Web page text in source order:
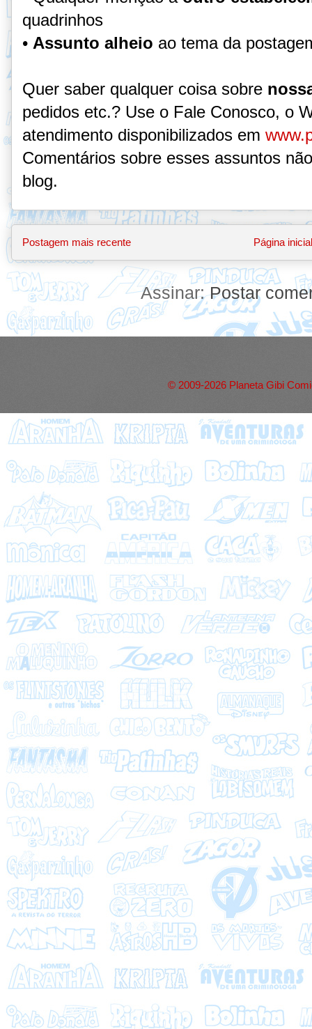
quadrinhos
• Assunto alheio ao tema da
Quer saber qualquer coisa sobre
pedidos etc.? Use o Fale Conosco, o
atendimento disponibilizados em
Comentários sobre esses assuntos
blog.
Postagem mais recente Página inicial
Assinar:Postar
© 2009-2026 Planeta Gibi